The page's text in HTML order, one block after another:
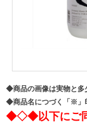
◆商品の画像は実物と多
◆商品名につづく「※」
◆◇◆以下にご